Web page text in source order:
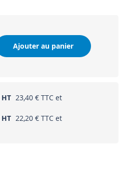
Ajouter au panier
23,40 €
et
22,20 €
et